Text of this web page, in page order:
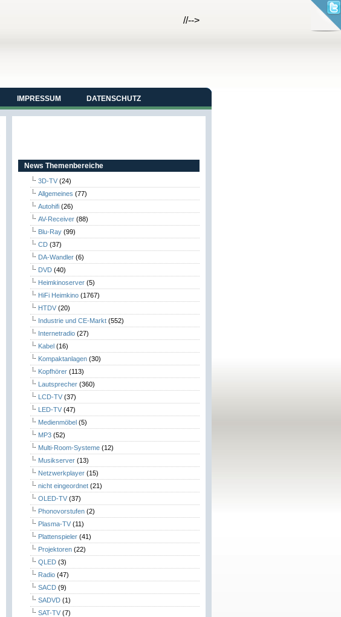
//-->
IMPRESSUM DATENSCHUTZ
News Themenbereiche
3D-TV (24)
Allgemeines (77)
Autohifi (26)
AV-Receiver (88)
Blu-Ray (99)
CD (37)
DA-Wandler (6)
DVD (40)
Heimkinoserver (5)
HiFi Heimkino (1767)
HTDV (20)
Industrie und CE-Markt (552)
Internetradio (27)
Kabel (16)
Kompaktanlagen (30)
Kopfhörer (113)
Lautsprecher (360)
LCD-TV (37)
LED-TV (47)
Medienmöbel (5)
MP3 (52)
Multi-Room-Systeme (12)
Musikserver (13)
Netzwerkplayer (15)
nicht eingeordnet (21)
OLED-TV (37)
Phonovorstufen (2)
Plasma-TV (11)
Plattenspieler (41)
Projektoren (22)
QLED (3)
Radio (47)
SACD (9)
SADVD (1)
SAT-TV (7)